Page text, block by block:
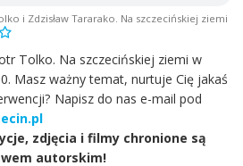
i Zdzisław Tararako. Na szczecińskiej ziemi
Tolko. Na szczecińskiej ziemi w
Masz ważny temat, nurtuje Cię jakaś
Napisz do nas e-mail pod
zdjęcia i filmy chronione są
autorskim!